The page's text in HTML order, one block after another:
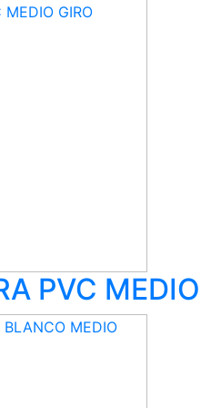
PVC